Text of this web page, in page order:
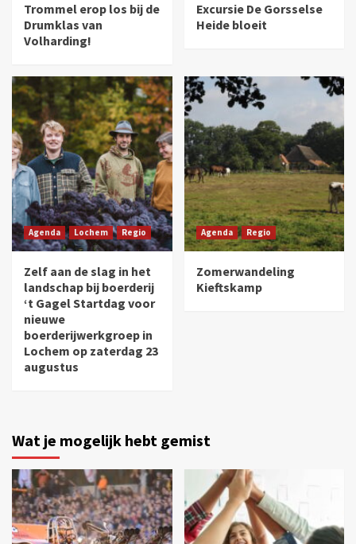
Trommel erop los bij de
Drumklas van
Volharding!
Excursie De Gorsselse
Heide bloeit
Agenda Lochem Regio
Zelf aan de slag in het
landschap bij boerderij
‘t Gagel Startdag voor
nieuwe
boerderijwerkgroep in
Lochem op zaterdag 23
augustus
Agenda Regio
Zomerwandeling
Kieftskamp
Wat je mogelijk hebt gemist